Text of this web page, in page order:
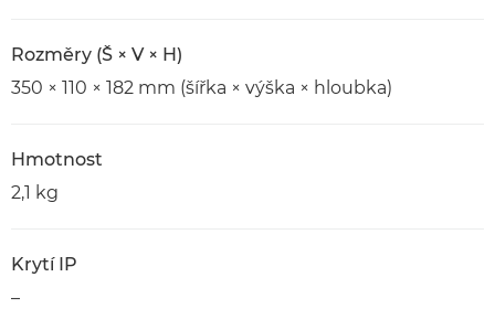
Rozměry (Š × V × H)
350 × 110 × 182 mm (šířka × výška × hloubka)
Hmotnost
2,1 kg
Krytí IP
–